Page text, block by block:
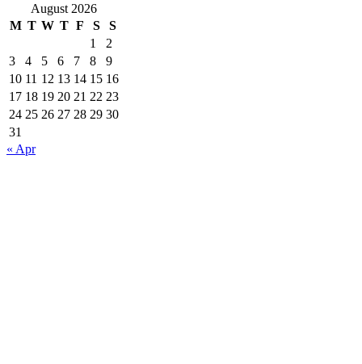
August 2026
M T W T F S
S
1
2
3
4 5 6 7 8
9
10 11 12 13 14 15 16
17 18 19 20 21 22 23
24 25 26 27 28 29 30
31
« Apr